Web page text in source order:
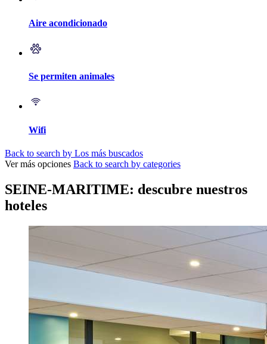
Aire acondicionado
Se permiten animales
Wifi
Back to search by Los más buscados
Ver más opciones Back to search by categories
SEINE-MARITIME: descubre nuestros
hoteles